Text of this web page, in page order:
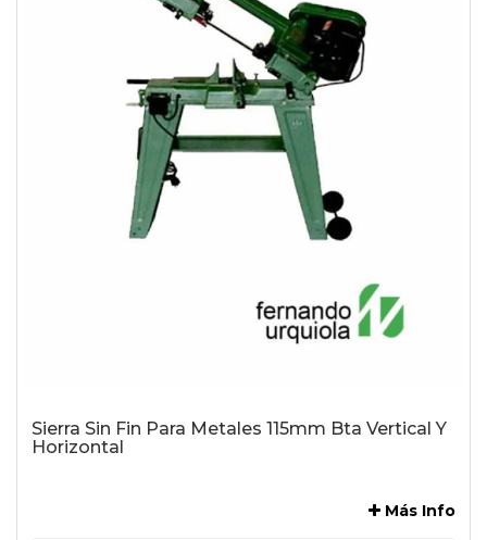
Sierra Sin Fin Para Metales 115mm Bta Vertical Y
Horizontal
Más Info